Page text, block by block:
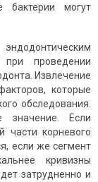
бактерии могут
при проведении
Извлечение
которые
обследования.
значение. Если
части корневого
если же сегмент
кривизны
затрудненно и